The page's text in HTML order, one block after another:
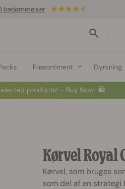
Frøsortiment Dyrkning
bedømmelser
products! ⏤ Buy Now 🛍️
Kørvel Royal
Kørvel, som bruges
som del af en